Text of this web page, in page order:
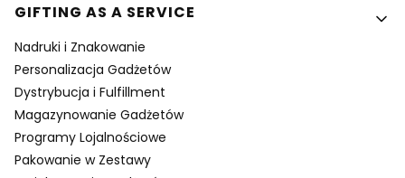
GIFTING AS A SERVICE
Nadruki i Znakowanie
Personalizacja Gadżetów
Dystrybucja i Fulfillment
Magazynowanie Gadżetów
Programy Lojalnościowe
Pakowanie w Zestawy